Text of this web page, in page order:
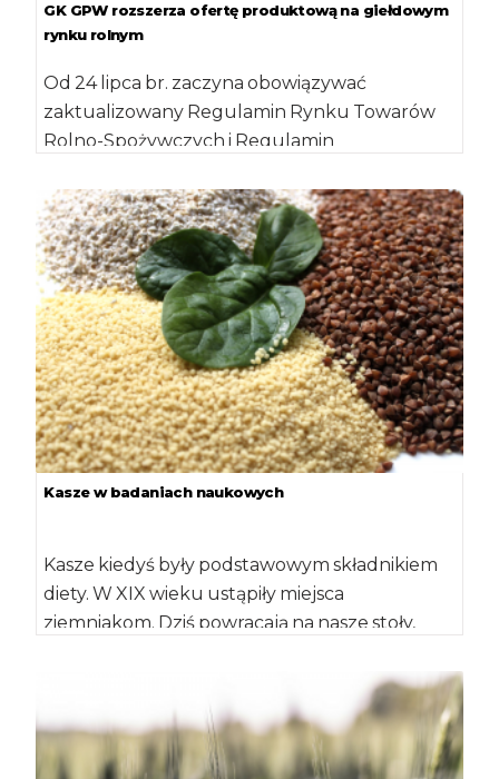
GK GPW rozszerza ofertę produktową na giełdowym
rynku rolnym
Od 24 lipca br. zaczyna obowiązywać
zaktualizowany Regulamin Rynku Towarów
Rolno-Spożywczych i Regulamin
Autoryzowanych, które umożliwiają […]
Kasze w badaniach naukowych
Kasze kiedyś były podstawowym składnikiem
diety. W XIX wieku ustąpiły miejsca
ziemniakom. Dziś powracają na nasze stoły,